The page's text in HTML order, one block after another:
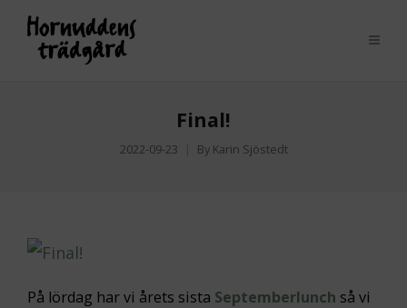
Final!
2022-09-23 By Karin Sjöstedt
På lördag har vi årets sista Septemberlunch så vi